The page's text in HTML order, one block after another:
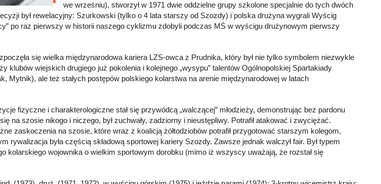
we wrześniu), stworzył w 1971 dwie oddzielne grupy szkolone specjalnie do tych dwóch
był rewelacyjny: Szurkowski (tylko o 4 lata starszy od Szozdy) i polska drużyna wygrali Wyścig
po raz pierwszy w historii naszego cyklizmu zdobyli podczas MŚ w wyścigu drużynowym pierwszy
się wielka międzynarodowa kariera LZS-owca z Prudnika, który był nie tylko symbolem niezwykle
klubów wiejskich drugiego już pokolenia i kolejnego „wysypu” talentów Ogólnopolskiej Spartakiady
Mytnik), ale też stałych postępów polskiego kolarstwa na arenie międzynarodowej w latach
fizyczne i charakterologiczne stał się przywódcą „walczącej” młodzieży, demonstrując bez pardonu
na szosie nikogo i niczego, był zuchwały, zadziorny i nieustępliwy. Potrafił atakować i zwyciężać.
zaskoczenia na szosie, które wraz z koalicją żółtodziobów potrafił przygotować starszym kolegom,
rywalizacja była częścią składową sportowej kariery Szozdy. Zawsze jednak walczył fair. Był typem
kolarskiego wojownika o wielkim sportowym dorobku (mimo iż wszyscy uważają, że rozstał się